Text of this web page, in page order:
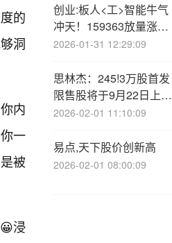
的
洞
内
一
被
浸
创业:板人<工>智能牛气
冲天！159363放量涨超
5%连刷新高！大牛股新
3000亿元
2026-01-31 12:29:09
思林杰：245!3万股首发
限售股将于9月22日上市
流通
2026-02-01 11:10:09
易点,天下股价创新高
2026-02-01 08:00:09